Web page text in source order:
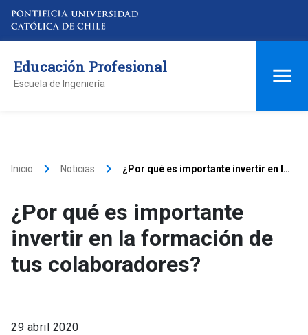
Educación Profesional
Escuela de Ingeniería
Inicio keyboard_arrow_right Noticias keyboard_arrow_right
¿Por qué es importante invertir en la
¿Por qué es importante
invertir en la formación de
tus colaboradores?
29 abril 2020